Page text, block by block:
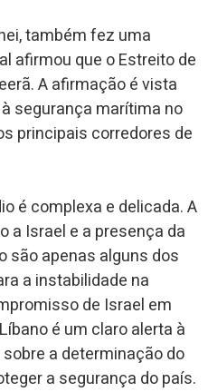
também fez uma
afirmou que o Estreito de
A afirmação é vista
segurança marítima no
principais corredores de
é complexa e delicada. A
a Israel e a presença da
são apenas alguns dos
a instabilidade na
de Israel em
é um claro alerta à
a determinação do
a segurança do país.